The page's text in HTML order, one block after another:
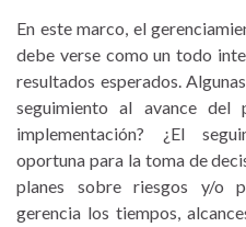
En este marco, el
debe verse como un todo
resultados esperados.
seguimiento al avance
implementación? ¿El
oportuna para la toma de
planes sobre riesgos y/o
gerencia los tiempos,